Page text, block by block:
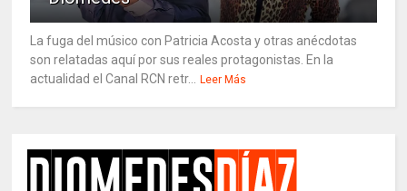
La fuga del músico con Patricia Acosta y otras anécdotas
son relatadas aquí por sus reales protagonistas. En la
actualidad el Canal RCN retr...
Leer Más